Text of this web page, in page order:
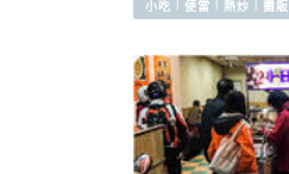
小吃︱便當︱熱炒︱攤販